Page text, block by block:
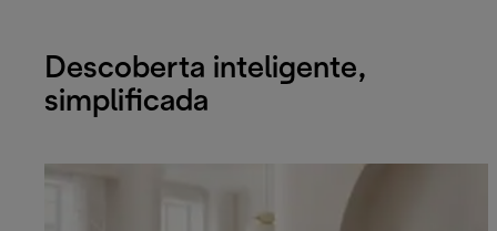
Descoberta inteligente,
simplificada